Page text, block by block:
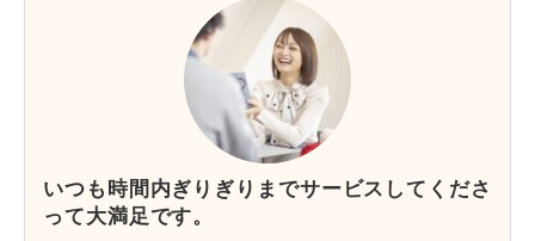
いつも時間内ぎりぎりまでサービスしてくださ
って大満足です。